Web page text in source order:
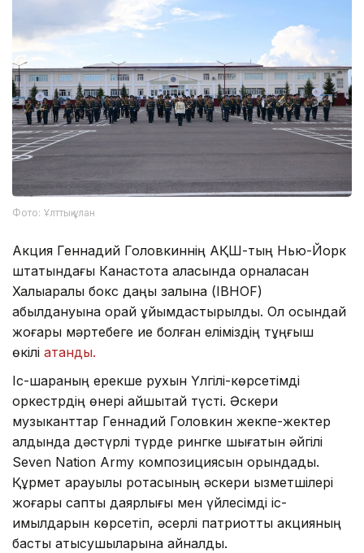
Фото: Ұлттық ұлан
Акция Геннадий Головкиннің АҚШ-тың Нью-Йорк
штатындағы Канастота қаласында орналасқан
Халықаралық бокс даңқы залына (IBHOF)
қабылдануына орай ұйымдастырылды. Ол осындай
жоғары мәртебеге ие болған еліміздің тұңғыш
өкілі атанды.
Іс-шараның ерекше рухын Үлгілі-көрсетімді
оркестрдің өнері айшықтай түсті. Әскери
музыканттар Геннадий Головкин жекпе-жектер
алдында дәстүрлі түрде рингке шығатын әйгілі
Seven Nation Army композициясын орындады.
Құрмет қарауылы ротасының әскери қызметшілері
жоғары саптық даярлығы мен үйлесімді іс-
қимылдарын көрсетіп, әсерлі патриоттық акцияның
басты қатысушыларына айналды.